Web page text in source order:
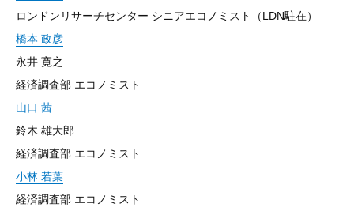
ロンドンリサーチセンター シニアエコノミスト（LDN駐在）
橋本 政彦
永井 寛之
経済調査部 エコノミスト
山口 茜
鈴木 雄大郎
経済調査部 エコノミスト
小林 若葉
経済調査部 エコノミスト